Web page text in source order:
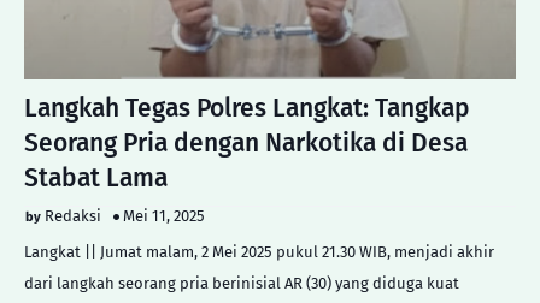
Langkah Tegas Polres Langkat: Tangkap
Seorang Pria dengan Narkotika di Desa
Stabat Lama
Redaksi
Mei 11, 2025
Langkat || Jumat malam, 2 Mei 2025 pukul 21.30 WIB, menjadi akhir
dari langkah seorang pria berinisial AR (30) yang diduga kuat